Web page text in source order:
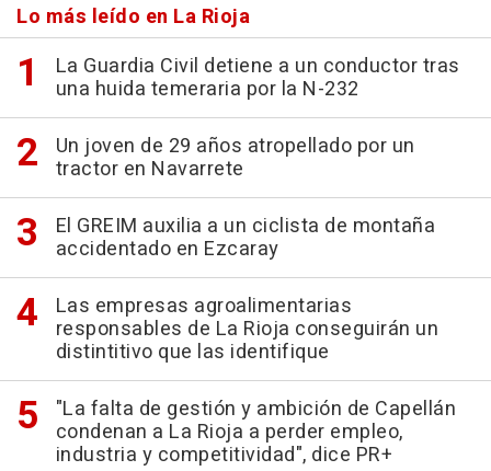
Lo más leído en La Rioja
La Guardia Civil detiene a un conductor tras
una huida temeraria por la N-232
Un joven de 29 años atropellado por un
tractor en Navarrete
El GREIM auxilia a un ciclista de montaña
accidentado en Ezcaray
Las empresas agroalimentarias
responsables de La Rioja conseguirán un
distintitivo que las identifique
"La falta de gestión y ambición de Capellán
condenan a La Rioja a perder empleo,
industria y competitividad", dice PR+